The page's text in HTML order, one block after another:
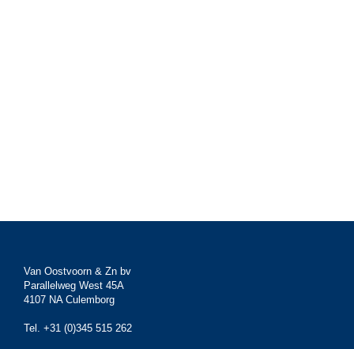
Van Oostvoorn & Zn bv
Parallelweg West 45A
4107 NA Culemborg
Tel. +31 (0)345 515 262